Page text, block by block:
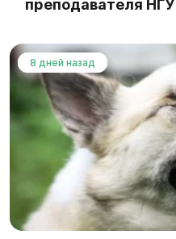
преподавателя НГУ
8 дней назад